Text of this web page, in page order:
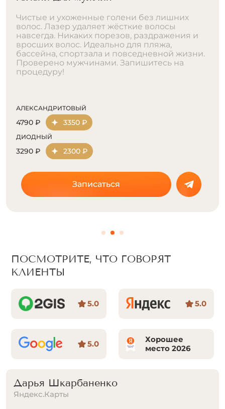
Идеальная гладкость ягодиц для мужчин.
Эпиляция лазером — решение для тех, кто
устал от растительности, бритья, воска,
вросших волос. Результат сохраняется
месяцами. Без боли, покраснений и долгого
восстановления. Комфортно, безопасно,
эффективно. Запишитесь онлайн!
АЛЕКСАНДРИТОВЫЙ
2390 ₽ 1670 ₽
ДИОДНЫЙ
1090 ₽ 760 ₽
Записаться
ПОСМОТРИТЕ, ЧТО ГОВОРЯТ
КЛИЕНТЫ
5.0 5.0
5.0
Хорошее
место 2026
Маргарита
Яндекс.Карты